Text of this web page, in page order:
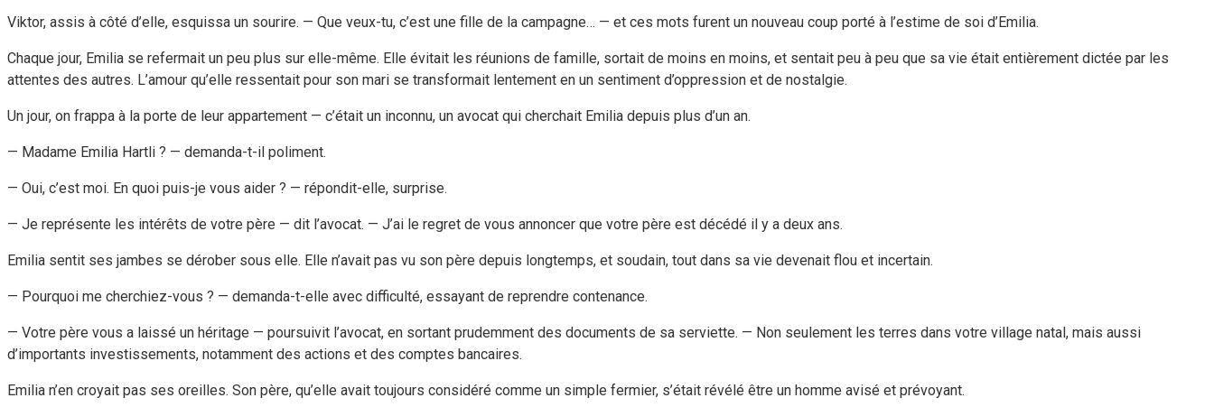
Viktor, assis à côté d’elle, esquissa un sourire. — Que veux-tu, c’est une fille de la campagne… — et ces mots furent un nouveau coup porté à l’estime de soi d’Emilia.
Chaque jour, Emilia se refermait un peu plus sur elle-même. Elle évitait les réunions de famille, sortait de moins en moins, et sentait peu à peu que sa vie était entièrement dictée par les
attentes des autres. L’amour qu’elle ressentait pour son mari se transformait lentement en un sentiment d’oppression et de nostalgie.
Un jour, on frappa à la porte de leur appartement — c’était un inconnu, un avocat qui cherchait Emilia depuis plus d’un an.
— Madame Emilia Hartli ? — demanda-t-il poliment.
— Oui, c’est moi. En quoi puis-je vous aider ? — répondit-elle, surprise.
— Je représente les intérêts de votre père — dit l’avocat. — J’ai le regret de vous annoncer que votre père est décédé il y a deux ans.
Emilia sentit ses jambes se dérober sous elle. Elle n’avait pas vu son père depuis longtemps, et soudain, tout dans sa vie devenait flou et incertain.
— Pourquoi me cherchiez-vous ? — demanda-t-elle avec difficulté, essayant de reprendre contenance.
— Votre père vous a laissé un héritage — poursuivit l’avocat, en sortant prudemment des documents de sa serviette. — Non seulement les terres dans votre village natal, mais aussi
d’importants investissements, notamment des actions et des comptes bancaires.
Emilia n’en croyait pas ses oreilles. Son père, qu’elle avait toujours considéré comme un simple fermier, s’était révélé être un homme avisé et prévoyant.